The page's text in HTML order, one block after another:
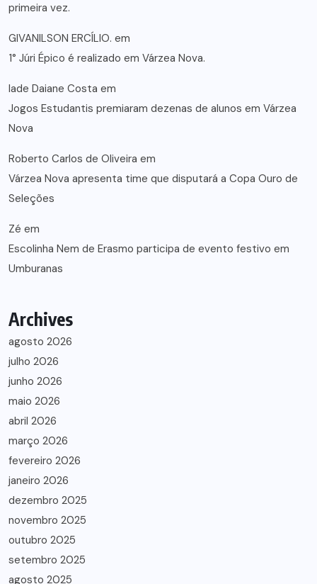
primeira vez.
GIVANILSON ERCÍLIO. em
1° Júri Épico é realizado em Várzea Nova.
lade Daiane Costa em
Jogos Estudantis premiaram dezenas de alunos em Várzea
Nova
Roberto Carlos de Oliveira em
Várzea Nova apresenta time que disputará a Copa Ouro de
Seleções
Zé em
Escolinha Nem de Erasmo participa de evento festivo em
Umburanas
Archives
agosto 2026
julho 2026
junho 2026
maio 2026
abril 2026
março 2026
fevereiro 2026
janeiro 2026
dezembro 2025
novembro 2025
outubro 2025
setembro 2025
agosto 2025